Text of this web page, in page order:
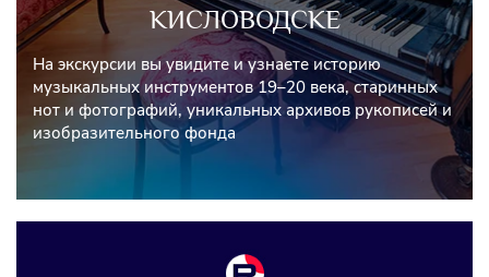
КИСЛОВОДСКЕ
На экскурсии вы увидите и узнаете историю
музыкальных инструментов 19–20 века, старинных
нот и фотографий, уникальных архивов рукописей и
изобразительного фонда